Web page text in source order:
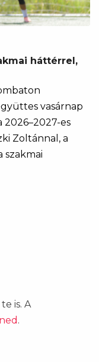
háttérrel,
vasárnap
es
Zoltánnal, a
szakmai
is. A
.